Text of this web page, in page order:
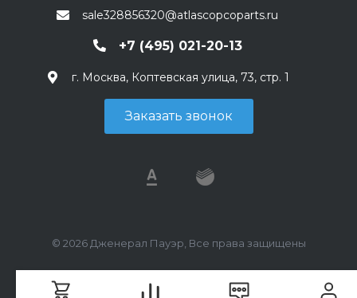
sale328856320@atlascopcoparts.ru
+7 (495) 021-20-13
г. Москва, Коптевская улица, 73, стр. 1
Заказать звонок
© 2026 Дженерал Пауэр, Все права защищены